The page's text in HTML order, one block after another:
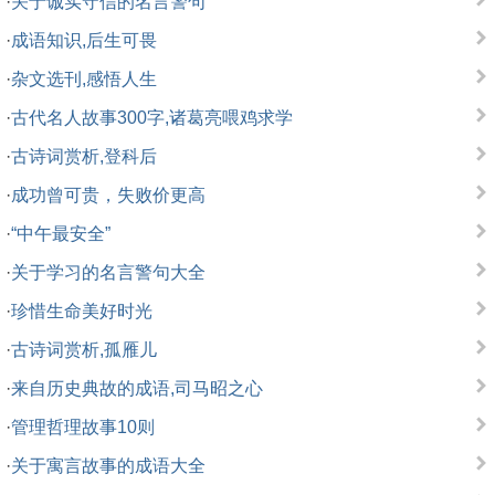
·成语知识,后生可畏
·杂文选刊,感悟人生
·古代名人故事300字,诸葛亮喂鸡求学
·古诗词赏析,登科后
·成功曾可贵，失败价更高
·“中午最安全”
·关于学习的名言警句大全
·珍惜生命美好时光
·古诗词赏析,孤雁儿
·来自历史典故的成语,司马昭之心
·管理哲理故事10则
·关于寓言故事的成语大全